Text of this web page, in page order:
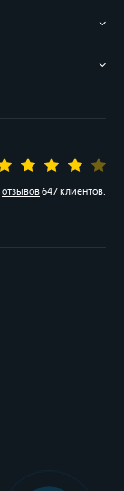
отзывов647 клиентов.